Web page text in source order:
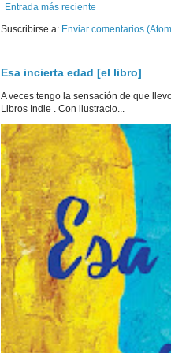
Entrada más reciente
Suscribirse a: Enviar comentarios
Esa incierta edad [el libro]
A veces tengo la sensación de que
Libros Indie . Con ilustracio...